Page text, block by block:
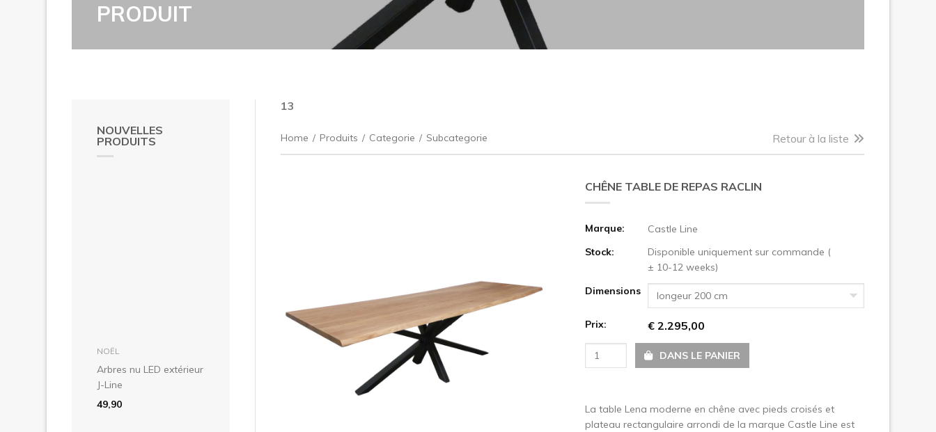
PRODUIT
NOUVELLES
PRODUITS
NOËL
Arbres nu LED extérieur
J-Line
49,90
13
Home / Produits / Categorie / Subcategorie Retour à la liste
Précédent Suivant
CHÊNE TABLE DE REPAS RACLIN
Marque:
Castle Line
Stock:
Disponible uniquement sur commande (
± 10-12 weeks)
Dimensions
longeur 200 cm
Prix: € 2.295,00
DANS LE PANIER
La table Lena moderne en chêne avec pieds croisés et
plateau rectangulaire arrondi de la marque Castle Line est